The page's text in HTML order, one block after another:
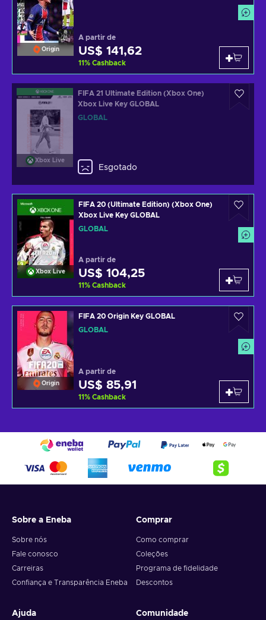
Origin
A partir de
US$ 141,62
11% Cashback
Xbox Live
FIFA 21 Ultimate Edition (Xbox One)
Xbox Live Key GLOBAL
GLOBAL
Esgotado
Xbox Live
FIFA 20 (Ultimate Edition) (Xbox One)
Xbox Live Key GLOBAL
GLOBAL
A partir de
US$ 104,25
11% Cashback
Origin
FIFA 20 Origin Key GLOBAL
GLOBAL
A partir de
US$ 85,91
11% Cashback
Sobre a Eneba
Sobre nós
Fale conosco
Carreiras
Confiança e Transparência Eneba
Comprar
Como comprar
Coleções
Programa de fidelidade
Descontos
Ajuda Comunidade